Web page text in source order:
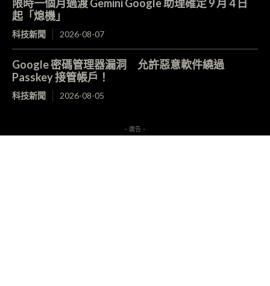
限時一個月過渡 Gemini Google 助理確定 9 月 4 日
起「熄機」
科技新聞 2026-08-07
Google 密碼管理器漏洞 允許惡意軟件繞過
Passkey 接管帳戶！
科技新聞 2026-08-05
- 廣告 -